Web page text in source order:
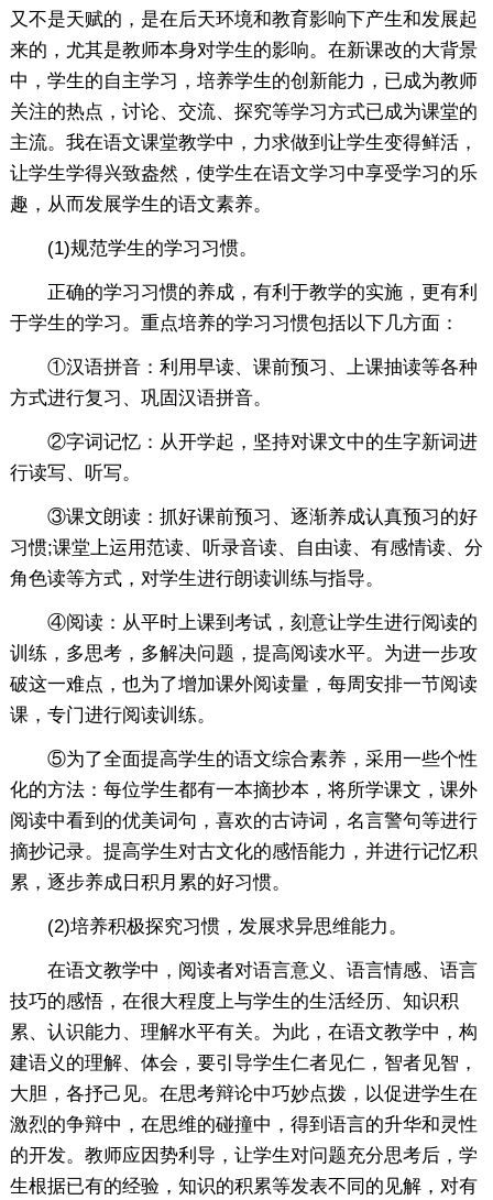
又不是天赋的，是在后天环境和教育影响下产生和发展起
来的，尤其是教师本身对学生的影响。在新课改的大背景
中，学生的自主学习，培养学生的创新能力，已成为教师
关注的热点，讨论、交流、探究等学习方式已成为课堂的
主流。我在语文课堂教学中，力求做到让学生变得鲜活，
让学生学得兴致盎然，使学生在语文学习中享受学习的乐
趣，从而发展学生的语文素养。
(1)规范学生的学习习惯。
正确的学习习惯的养成，有利于教学的实施，更有利
于学生的学习。重点培养的学习习惯包括以下几方面：
①汉语拼音：利用早读、课前预习、上课抽读等各种
方式进行复习、巩固汉语拼音。
②字词记忆：从开学起，坚持对课文中的生字新词进
行读写、听写。
③课文朗读：抓好课前预习、逐渐养成认真预习的好
习惯;课堂上运用范读、听录音读、自由读、有感情读、分
角色读等方式，对学生进行朗读训练与指导。
④阅读：从平时上课到考试，刻意让学生进行阅读的
训练，多思考，多解决问题，提高阅读水平。为进一步攻
破这一难点，也为了增加课外阅读量，每周安排一节阅读
课，专门进行阅读训练。
⑤为了全面提高学生的语文综合素养，采用一些个性
化的方法：每位学生都有一本摘抄本，将所学课文，课外
阅读中看到的优美词句，喜欢的古诗词，名言警句等进行
摘抄记录。提高学生对古文化的感悟能力，并进行记忆积
累，逐步养成日积月累的好习惯。
(2)培养积极探究习惯，发展求异思维能力。
在语文教学中，阅读者对语言意义、语言情感、语言
技巧的感悟，在很大程度上与学生的生活经历、知识积
累、认识能力、理解水平有关。为此，在语文教学中，构
建语义的理解、体会，要引导学生仁者见仁，智者见智，
大胆，各抒己见。在思考辩论中巧妙点拨，以促进学生在
激烈的争辩中，在思维的碰撞中，得到语言的升华和灵性
的开发。教师应因势利导，让学生对问题充分思考后，学
生根据已有的经验，知识的积累等发表不同的见解，对有